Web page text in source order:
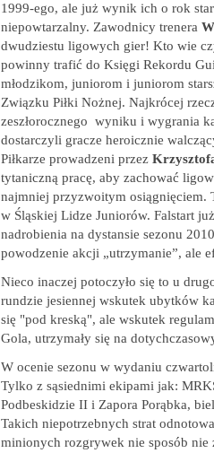
1999-ego, ale już wynik ich o rok
niepowtarzalny. Zawodnicy trenera
dwudziestu ligowych gier! Kto wie
powinny trafić do Księgi Rekordu
młodzikom, juniorom i juniorom
Związku Piłki Nożnej. Najkrócej
zeszłorocznego wyniku i wygrania
dostarczyli gracze heroicznie
Piłkarze prowadzeni przez
tytaniczną pracę, aby zachować
najmniej przyzwoitym osiągnięciem.
w Śląskiej Lidze Juniorów. Falstart
nadrobienia na dystansie sezonu
powodzenie akcji „utrzymanie”, ale
Nieco inaczej potoczyło się to u
rundzie jesiennej wskutek ubytków
się "pod kreską", ale wskutek
Gola, utrzymały się na
W ocenie sezonu w wydaniu
Tylko z sąsiednimi ekipami jak:
Podbeskidzie II i Zapora Porąbka,
Takich niepotrzebnych strat
minionych rozgrywek nie sposób